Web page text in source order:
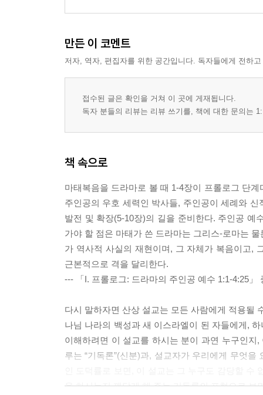
(1) 세례 요한의 죽음(14:1-12)
(3) 물위로 걸으시다(14:22-36)
(4) 바리새인과 서기관들의 도전(15:1-20)
(7) 표적 요구(16:1-12)
(9) 영광스럽게 변화되시다(17:1-13)
(11) 교회 생활에 대한 설교(18:1-35)
(12) 이혼 문제 제기(19:1-12)
(13) 천국 백성의 조건(19:13-20:16)
(14) 제자들의 자리다툼, 예수의 두 맹인 치유
6. 지도자들을 향한 심판 선언 21:1-23:39 182
(1) 예루살렘 입성과 성전 청결 사건(21:1-17)
(2) 심판을 선언하시다(21:18-22:14)
(3) 세금, 부활, 계명, 다윗의 자손 논쟁(22:15-46)
IV. 절정과 반전: 수난, 죽음, 그리고 부활 24:1-28:20
1. 종말 설교(24:1-25:46)
만든 이 코멘트
저자, 역자, 편집자를 위한 공간입니다. 독자들에게 전하
접수된 글은 확인을 거쳐 이 곳에 게재됩니다.
독자 분들의 리뷰는 리뷰 쓰기를, 책에 대한 문의는
책 속으로
마태복음을 드라마로 볼 때 1-4장이 프롤로그 단
주인공의 우호 세력인 박사들, 주인공이 세례와
발전 및 확장(5-10장)의 길을 준비한다. 주인공 예
가야 할 점은 마태가 쓴 드라마는 그리스-로마는
가 역사적 사실의 재현이며, 그 자체가 복음이고,
근본적으로 격을 달리한다.
--- 「I. 프롤로그: 드라마의 주인공 예수 1:1-4:25」
다시 말하자면 산상 설교는 모든 사람에게 적용될
나님 나라의 백성과 새 이스라엘이 된 자들에게,
이해하려면 이 설교를 하시는 분이 과연 누구인
루는 “기독론”(신분)과, 설교자가 우리에게 무엇
을 하시는지 깨닫게 해 주는 기독론의 표현으로